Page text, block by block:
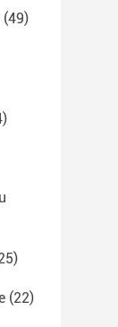
(49)
(22)